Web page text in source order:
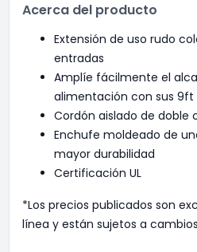
Acerca del producto
Extensión de uso rudo
entradas
Amplíe fácilmente el
alimentación con sus 9ft
Cordón aislado de doble
Enchufe moldeado de
mayor durabilidad
Certificación UL
*Los precios publicados son
línea y están sujetos a